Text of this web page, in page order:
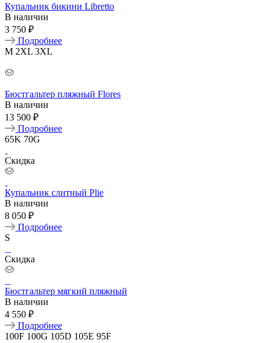
Купальник бикини Libretto
В наличии
3 750 ₽
Подробнее
M 2XL 3XL
Бюстгальтер пляжный Flores
В наличии
13 500 ₽
Подробнее
65K 70G
Скидка
Купальник слитный Plie
В наличии
8 050 ₽
Подробнее
S
Скидка
Бюстгальтер мягкий пляжный
В наличии
4 550 ₽
Подробнее
100F 100G 105D 105E 95F